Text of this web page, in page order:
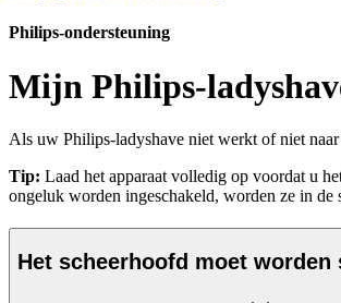
Philips-ondersteuning
Mijn Philips-
Als uw Philips-ladyshave niet werkt of niet
Tip: Laad het apparaat volledig op voordat u
ongeluk worden ingeschakeld, worden ze in
Het scheerhoofd moet worden